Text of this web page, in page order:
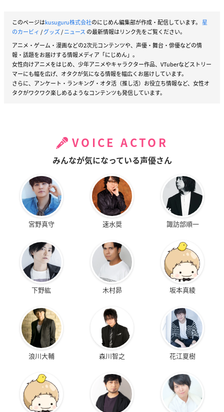
このページはkusuguru株式会社のにじめん編集部が作成・配信しています。 星
のカービィ /グッズ/ニュース の最新情報はリンク先をご覧ください。
アニメ・ゲーム・漫画などの2次元コンテンツや、声優・舞台・俳優などの情
報・話題をお届けする情報メディア「にじめん」。
女性向けアニメをはじめ、少年アニメやキャラクター作品、VTuberなどストリー
マーにも幅を広げ、オタクが気になる情報を幅広くお届けしています。
さらに、アンケート・ランキング・オタ活（推し活）お役立ち情報など、女性オ
タクがワクワク楽しめるようなコンテンツも発信しています。
VOICE ACTOR
みんなが気になっている声優さん
宮野真守 速水奨 諏訪部順一
下野紘 木村昴 坂本真綾
浪川大輔 森川智之 花江夏樹